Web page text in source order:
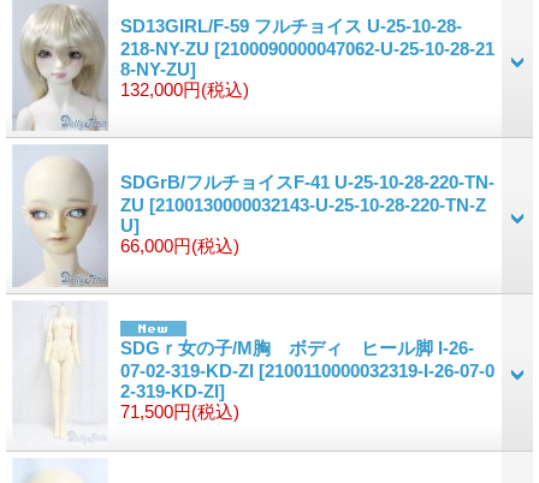
SD13GIRL/F-59 フルチョイス U-25-10-28-
218-NY-ZU [2100090000047062-U-25-10-28-21
8-NY-ZU]
132,000円(税込)
SDGrB/フルチョイスF-41 U-25-10-28-220-TN-
ZU [2100130000032143-U-25-10-28-220-TN-Z
U]
66,000円(税込)
SDGｒ女の子/M胸 ボディ ヒール脚 I-26-
07-02-319-KD-ZI [2100110000032319-I-26-07-0
2-319-KD-ZI]
71,500円(税込)